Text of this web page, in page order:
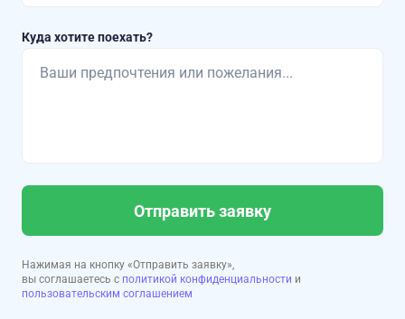
Куда хотите поехать?
Отправить заявку
Нажимая на кнопку «Отправить заявку»,
вы соглашаетесь с политикой конфиденциальности и
пользовательским соглашением